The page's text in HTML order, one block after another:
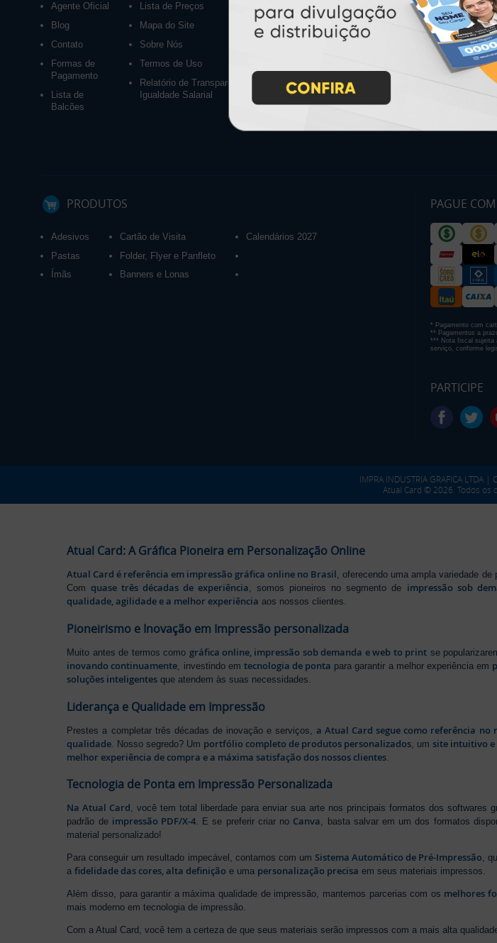
Agente Oficial
Blog
Contato
Formas de
Pagamento
Lista de
Balcões
Lista de Preços
Mapa do Site
Sobre Nós
Termos de Uso
Relatório de Transparência e
Igualdade Salarial
Inicio
Como Comprar
Como exportar em
Entrega 12 Horas
PRODUTOS
Adesivos
Pastas
Ímãs
Cartão de Visita
Folder, Flyer e Panfleto
Banners e Lonas
Calendários 2027
PAGUE COM
* Pagamento com
** Pagamentos a
*** Nota fiscal sujeita
serviço, conforme
PARTICIPE
IMPRA INDUSTRIA GRAFICA LTDA
Atual Card © 2026. Todos os
Atual Card: A Gráfica Pioneira em Personalização Online
Atual Card é referência em impressão gráfica online no Brasil, oferecendo uma ampla variedade
Comquase três décadas de experiência, somos pioneiros no segmento de impressão sob
qualidade, agilidade e a melhor experiência aos nossos clientes.
Pioneirismo e Inovação em Impressão personalizada
Muito antes de termos como gráfica online, impressão sob demanda e web to print se
inovando continuamente , investindo em tecnologia de ponta para garantir a melhor experiência em
soluções inteligentes que atendem às suas necessidades.
Liderança e Qualidade em Impressão
Prestes a completar três décadas de inovação e serviços,a Atual Card segue como referência
qualidade . Nosso segredo? Um portfólio completo de produtos personalizados , um site intuitivo
melhor experiência de compra e a máxima satisfação dos nossos clientes
Tecnologia de Ponta em Impressão Personalizada
Na Atual Card, você tem total liberdade para enviar sua arte nos principais formatos dos softwares
padrão de impressão PDF/X-4. E se preferir criar no Canva, basta salvar em um dos formatos
material personalizado!
Para conseguir um resultado impecável, contamos com um Sistema Automático de Pré-Impressão,
afidelidade das cores, alta definição e uma personalização precisa em seus materiais impressos.
Além disso, para garantir a máxima qualidade de impressão, mantemos parcerias com os melhores
mais moderno em tecnologia de impressão.
Com a Atual Card, você tem a certeza de que seus materiais serão impressos com a mais alta